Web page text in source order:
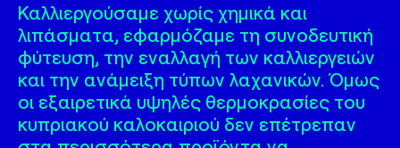
Καλλιεργούσαμε χωρίς χημικά και
λιπάσματα, εφαρμόζαμε τη συνοδευτική
φύτευση, την εναλλαγή των καλλιεργειών
και την ανάμειξη τύπων λαχανικών. Όμως
οι εξαιρετικά υψηλές θερμοκρασίες του
κυπριακού καλοκαιριού δεν επέτρεπαν